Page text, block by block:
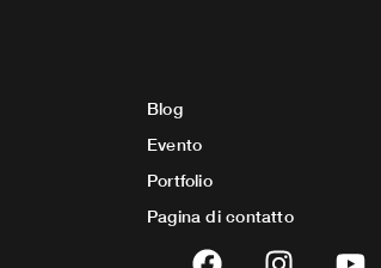
Blog
Evento
Portfolio
Pagina di contatto
F
I
Y